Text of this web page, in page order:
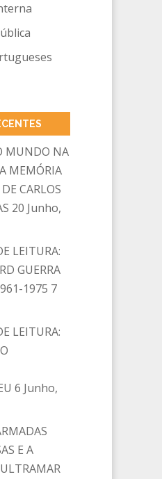
MUNDO NA
MEMÓRIA
CARLOS
20 Junho,
LEITURA:
GUERRA
1975 7
LEITURA:
6 Junho,
E A